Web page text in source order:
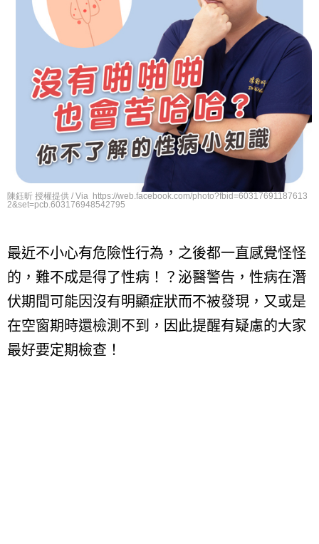
陳鈺昕 授權提供 / Via https://web.facebook.com/photo?fbid=60317691187613
2&set=pcb.603176948542795
最近不小心有危險性行為，之後都一直感覺怪怪
的，難不成是得了性病！？泌醫警告，性病在潛
伏期間可能因沒有明顯症狀而不被發現，又或是
在空窗期時還檢測不到，因此提醒有疑慮的大家
最好要定期檢查！